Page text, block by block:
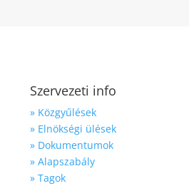
Szervezeti info
» Közgyűlések
» Elnökségi ülések
» Dokumentumok
» Alapszabály
» Tagok